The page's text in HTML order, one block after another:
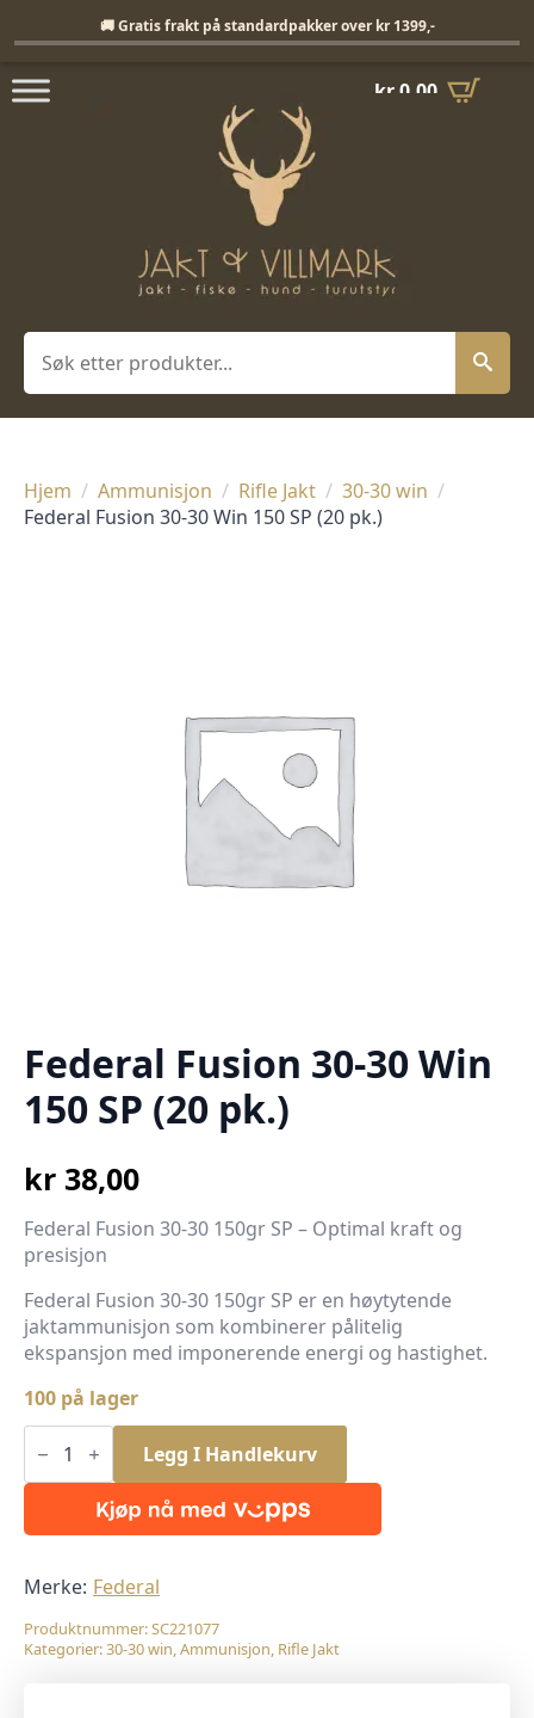
kr0,00
Søk
Hjem Ammunisjon Rifle Jakt
30-30 win
Federal Fusion 30-30 Win 150 SP (20 pk.)
Federal Fusion 30-30 Win
150 SP (20 pk.)
kr 38,00
Federal Fusion 30-30 150gr SP – Optimal kraft og
presisjon
Federal Fusion 30-30 150gr SP er en høytytende
jaktammunisjon som kombinerer pålitelig
ekspansjon med imponerende energi og hastighet.
100 på lager
Federal
Fusion
30
150
pk.)
Legg I Handlekurv
Merke: Federal
Produktnummer:SC221077
Kategorier:30-30 win,Ammunisjon, Rifle Jakt
🚚 Gratis frakt på standardpakker over kr 1399,-